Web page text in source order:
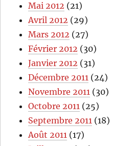
Mai 2012 (21)
Avril 2012 (29)
Mars 2012 (27)
Février 2012 (30)
Janvier 2012 (31)
Décembre 2011 (24)
Novembre 2011 (30)
Octobre 2011 (25)
Septembre 2011 (18)
Août 2011 (17)